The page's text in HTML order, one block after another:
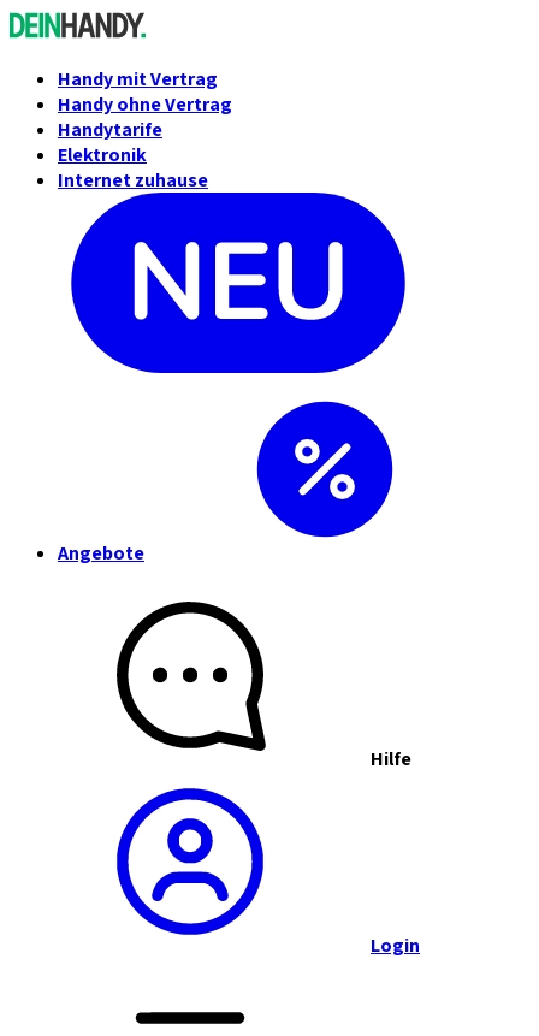
Handy mit Vertrag
Handy ohne Vertrag
Handytarife
Elektronik
Internet zuhause
Angebote
Hilfe
Login